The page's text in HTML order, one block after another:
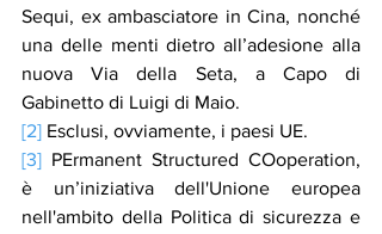
Sequi, ex ambasciatore in Cina, nonché
una delle menti dietro all’adesione alla
nuova Via della Seta, a Capo di
Gabinetto di Luigi di Maio.
[2] Esclusi, ovviamente, i paesi UE.
[3] PErmanent Structured COoperation,
è un’iniziativa dell'Unione europea
nell'ambito della Politica di sicurezza e